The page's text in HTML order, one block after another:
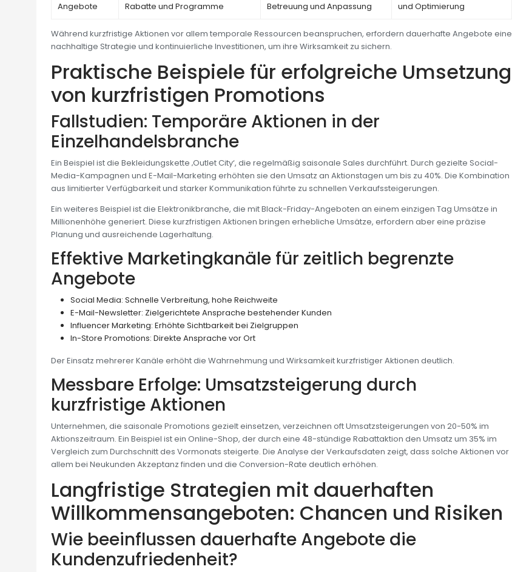
Angebote
Rabatte und Programme
Betreuung und Anpassung
und Optimierung
Während kurzfristige Aktionen vor allem temporale Ressourcen beanspruchen, erfordern dauerhafte Angebote eine
nachhaltige Strategie und kontinuierliche Investitionen, um ihre Wirksamkeit zu sichern.
Praktische Beispiele für erfolgreiche Umsetzung
von kurzfristigen Promotions
Fallstudien: Temporäre Aktionen in der
Einzelhandelsbranche
Ein Beispiel ist die Bekleidungskette ‚Outlet City‘, die regelmäßig saisonale Sales durchführt. Durch gezielte Social-
Media-Kampagnen und E-Mail-Marketing erhöhten sie den Umsatz an Aktionstagen um bis zu 40%. Die Kombination
aus limitierter Verfügbarkeit und starker Kommunikation führte zu schnellen Verkaufssteigerungen.
Ein weiteres Beispiel ist die Elektronikbranche, die mit Black-Friday-Angeboten an einem einzigen Tag Umsätze in
Millionenhöhe generiert. Diese kurzfristigen Aktionen bringen erhebliche Umsätze, erfordern aber eine präzise
Planung und ausreichende Lagerhaltung.
Effektive Marketingkanäle für zeitlich begrenzte
Angebote
Social Media: Schnelle Verbreitung, hohe Reichweite
E-Mail-Newsletter: Zielgerichtete Ansprache bestehender Kunden
Influencer Marketing: Erhöhte Sichtbarkeit bei Zielgruppen
In-Store Promotions: Direkte Ansprache vor Ort
Der Einsatz mehrerer Kanäle erhöht die Wahrnehmung und Wirksamkeit kurzfristiger Aktionen deutlich.
Messbare Erfolge: Umsatzsteigerung durch
kurzfristige Aktionen
Unternehmen, die saisonale Promotions gezielt einsetzen, verzeichnen oft Umsatzsteigerungen von 20-50% im
Aktionszeitraum. Ein Beispiel ist ein Online-Shop, der durch eine 48-stündige Rabattaktion den Umsatz um 35% im
Vergleich zum Durchschnitt des Vormonats steigerte. Die Analyse der Verkaufsdaten zeigt, dass solche Aktionen vor
allem bei Neukunden Akzeptanz finden und die Conversion-Rate deutlich erhöhen.
Langfristige Strategien mit dauerhaften
Willkommensangeboten: Chancen und Risiken
Wie beeinflussen dauerhafte Angebote die
Kundenzufriedenheit?